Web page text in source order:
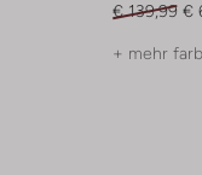
€ 139,99 €
+ mehr